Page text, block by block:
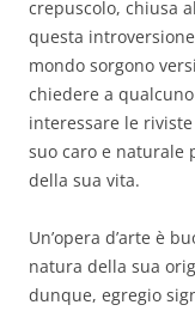
crepuscolo, chiusa
questa
mondo sorgono
chiedere a
interessare le
suo caro e naturale
della sua vita.
Un’opera d’arte è
natura della sua
dunque, egregio